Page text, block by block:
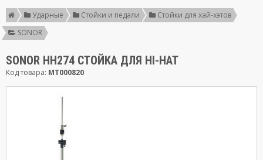
Ударные Стойки и педали
Стойки для хай-хэтов
SONOR
SONOR HH274 СТОЙКА ДЛЯ HI-HAT
Код товара: MT000820